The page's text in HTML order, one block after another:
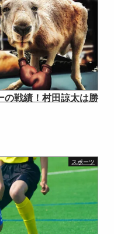
の戦績！村田諒太は勝
スポーツ